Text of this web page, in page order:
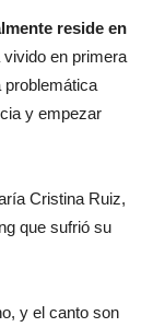
reside en
en primera
problemática
y empezar
Cristina Ruiz,
que sufrió su
y el canto son